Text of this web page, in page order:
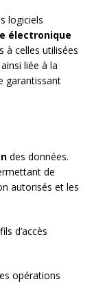
logiciels
électronique
à celles utilisées
liée à la
garantissant
des données.
de
autorisés et les
d’accès
opérations